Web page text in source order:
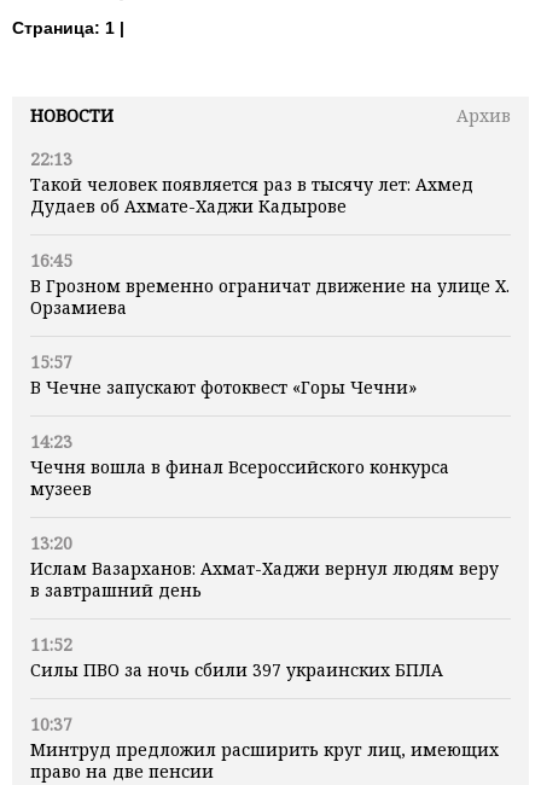
НОВОСТИ
Архив
22:13
Такой человек появляется раз в тысячу лет: Ахмед
Дудаев об Ахмате-Хаджи Кадырове
16:45
В Грозном временно ограничат движение на улице Х.
Орзамиева
15:57
В Чечне запускают фотоквест «Горы Чечни»
14:23
Чечня вошла в финал Всероссийского конкурса
музеев
13:20
Ислам Вазарханов: Ахмат-Хаджи вернул людям веру
в завтрашний день
11:52
Силы ПВО за ночь сбили 397 украинских БПЛА
10:37
Минтруд предложил расширить круг лиц, имеющих
право на две пенсии
Страница: 1 |